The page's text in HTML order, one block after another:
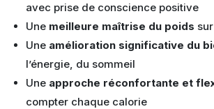
avec prise de conscience positive
Une meilleure maîtrise du poids
Une amélioration significative du
l’énergie, du sommeil
Une approche réconfortante et
compter chaque calorie